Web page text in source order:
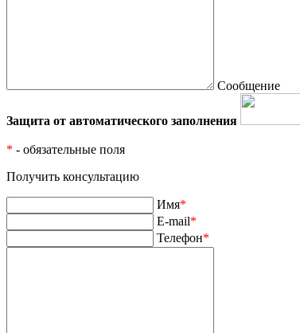
Сообщение
Защита от автоматического заполнения
* - обязательные поля
Получить консультацию
Имя*
E-mail*
Телефон*